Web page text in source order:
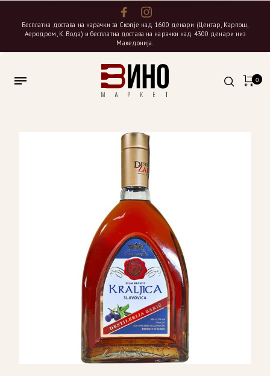
Бесплатна достава на нарачки за Скопје над 1600 денари (Центар, Карпош,
Аеродром, К. Вода) и бесплатна достава на нарачки над 4300 денари низ
Македонија.
0